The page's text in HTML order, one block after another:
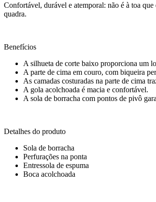
Confortável, durável e atemporal: não é à toa
quadra.
Benefícios
A silhueta de corte baixo proporciona um
A parte de cima em couro, com biqueira
As camadas costuradas na parte de cima
A gola acolchoada é macia e confortável.
A sola de borracha com pontos de pivô
Detalhes do produto
Sola de borracha
Perfurações na ponta
Entressola de espuma
Boca acolchoada